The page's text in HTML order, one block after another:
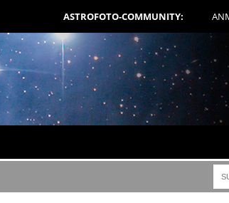
ASTROFOTO-COMMUNITY: